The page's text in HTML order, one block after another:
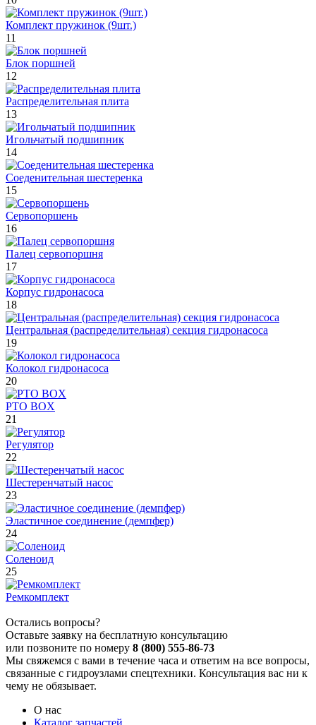
Комплект пружинок (9шт.)
11
Блок поршней
12
Распределительная плита
13
Игольчатый подшипник
14
Соеденительная шестеренка
15
Сервопоршень
16
Палец сервопоршня
17
Корпус гидронасоса
18
Центральная (распределительная) секция гидронасоса
19
Колокол гидронасоса
20
PTO BOX
21
Регулятор
22
Шестеренчатый насос
23
Эластичное соединение (демпфер)
24
Соленоид
25
Ремкомплект
Остались вопросы?
Оставьте заявку на бесплатную консультацию
или позвоните по номеру 8 (800) 555-86-73
Мы свяжемся с вами в течение часа и ответим на все вопросы,
связанные с гидроузлами спецтехники. Консультация вас ни к
чему не обязывает.
О нас
Каталог запчастей